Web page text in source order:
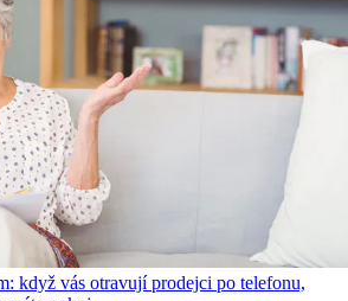
když vás otravují prodejci po telefonu,